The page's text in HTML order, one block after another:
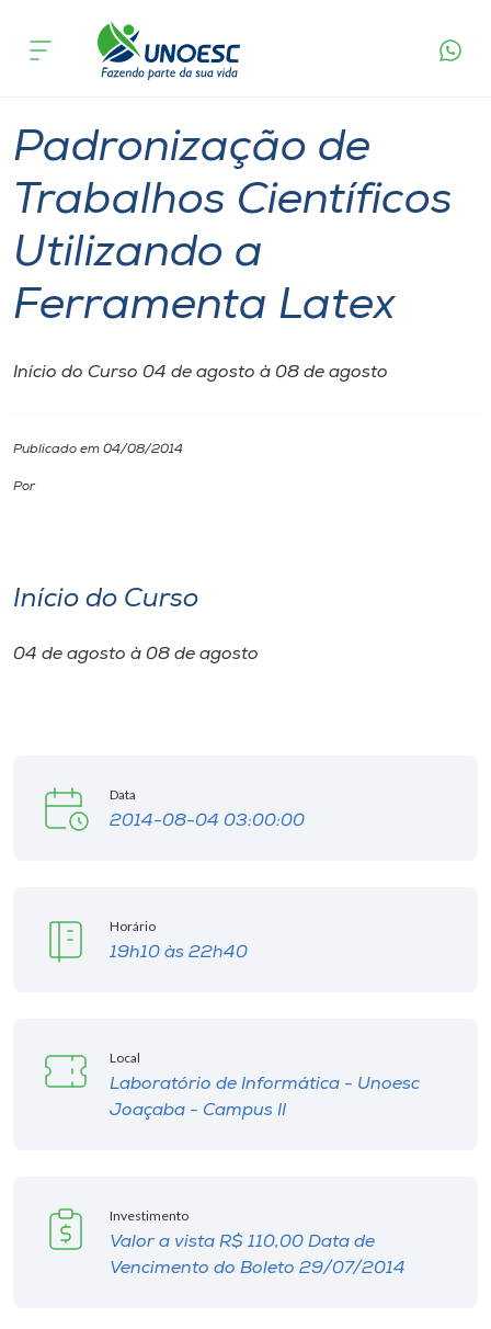
Cursos
Pesquisa
Atendimento ao Estudante
Portal de Ensino
A
Internacionalização
Diplomados
Cultura
Biblioteca
Rádio
Unoesc
Store
o idioma
acontece
Padronização de
Trabalhos Científicos
Utilizando a
Ferramenta Latex
Início do Curso 04 de agosto à 08 de agosto
Publicado em 04/08/2014
Por
Início do Curso
04 de agosto à 08 de agosto
Data
2014-08-04 03:00:00
Horário
19h10 às 22h40
Local
Laboratório de Informática - Unoesc
Joaçaba - Campus II
Investimento
Valor a vista R$ 110,00 Data de
Vencimento do Boleto 29/07/2014